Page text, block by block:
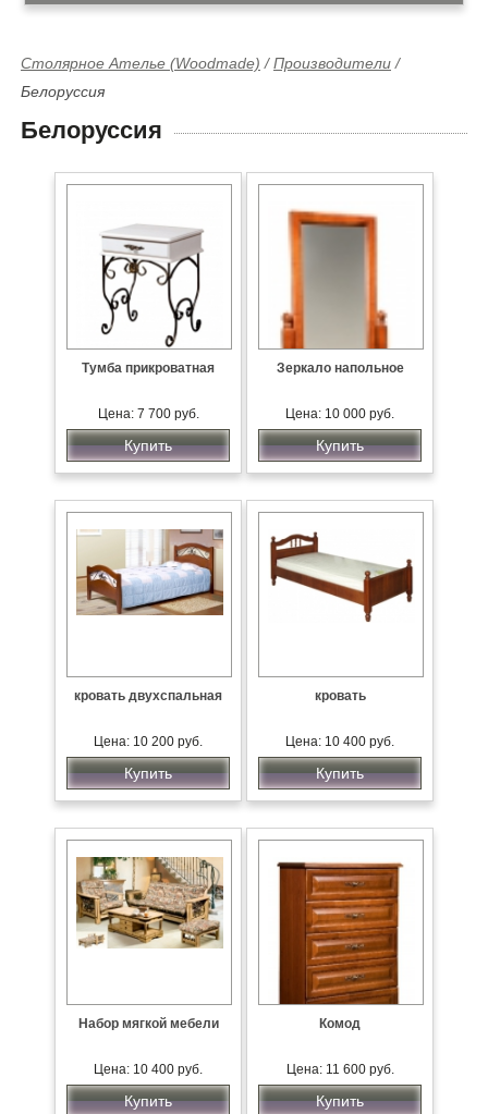
Столярное Ателье (Woodmade) /Производители /
Белоруссия
Белоруссия
Тумба прикроватная
Цена: 7 700 руб.
Купить
Зеркало напольное
Цена: 10 000 руб.
Купить
кровать двухспальная
Цена: 10 200 руб.
Купить
кровать
Цена: 10 400 руб.
Купить
Набор мягкой мебели
Цена: 10 400 руб.
Купить
Комод
Цена: 11 600 руб.
Купить